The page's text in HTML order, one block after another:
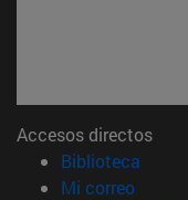
Accesos directos
Biblioteca
Mi correo(abre